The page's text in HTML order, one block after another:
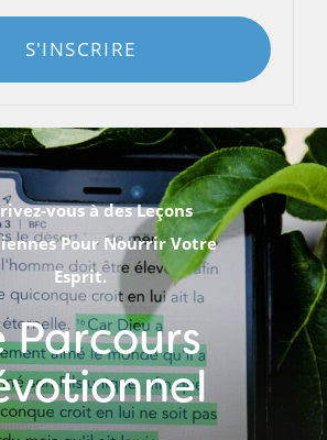
S'INSCRIRE
vous à des Leçons
Pour Nourrir Votre
Esprit.
Parcours